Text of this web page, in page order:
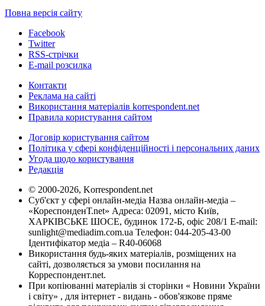
Повна версія сайту
Facebook
Twitter
RSS-стрічки
E-mail розсилка
Контакти
Реклама на сайті
Використання матеріалів korrespondent.net
Правила користування сайтом
Договір користування сайтом
Політика у сфері конфіденційності і персональних даних
Угода щодо користування
Редакція
© 2000-2026, Korrespondent.net
Суб'єкт у сфері онлайн-медіа Назва онлайн-медіа –
«КореспонденТ.net» Адреса: 02091, місто Київ,
ХАРКІВСЬКЕ ШОСЕ, будинок 172-Б, офіс 208/1 E-mail:
sunlight@mediadim.com.ua Телефон: 044-205-43-00
Ідентифікатор медіа – R40-06068
Використання будь-яких матеріалів, розміщених на
сайті, дозволяється за умови посилання на
Корреспондент.net.
При копіюванні матеріалів зі сторінки « Новини України
і світу» , для інтернет - видань - обов'язкове пряме